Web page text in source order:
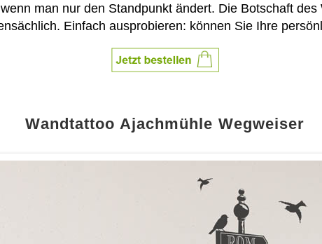
man nur den Standpunkt ändert. Die Botschaft
Einfach ausprobieren: können Sie Ihre
Wandtattoo Ajachmühle Wegweiser